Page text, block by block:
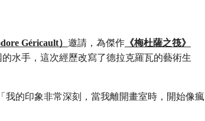
Géricault） 邀請，為傑作 《梅杜薩之筏》
水手，這次經歷改寫了德拉克羅瓦的藝術生
的印象非常深刻，當我離開畫室時，開始像瘋